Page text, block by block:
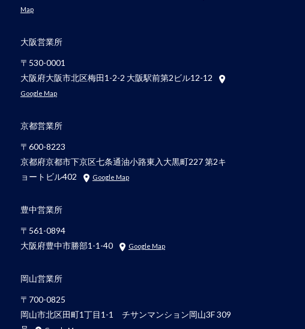
Map
大阪営業所
〒530-0001
大阪府大阪市北区梅田1-2-2 大阪駅前第2ビル12-12
Google Map
京都営業所
〒600-8223
京都府京都市下京区七条通油小路東入大黒町227 第2キ
ョートビル402
Google Map
豊中営業所
〒561-0894
大阪府豊中市勝部1-1-40
Google Map
岡山営業所
〒700-0825
岡山市北区田町1丁目1-1 チサンマンション岡山3F 309